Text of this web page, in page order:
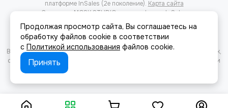
платформе InSales (2е поколение). Карта сайта
Сделано в MOSK.STUDIO для платформы InSales
Вся представленная на сайте информация, касающаяся характеристик,
стоимости товаров и услуг, носит информационный характер и ни при
каких условиях не является публичной офертой, определяемой
Продолжая просмотр сайта, Вы соглашаетесь на
обработку файлов cookie в соответствии
с Политикой использования файлов cookie.
Принять